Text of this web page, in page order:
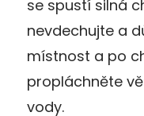
se spustí silná
nevdechujte a
místnost a po
propláchněte
vody.